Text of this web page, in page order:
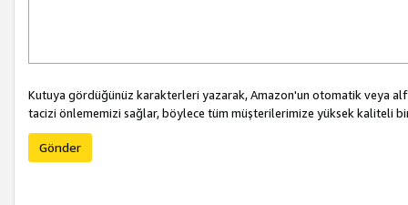
Kutuya gördüğünüz karakterleri yazarak, Amazon'un otomatik veya
tacizi önlememizi sağlar, böylece tüm müşterilerimize yüksek kaliteli
Gönder